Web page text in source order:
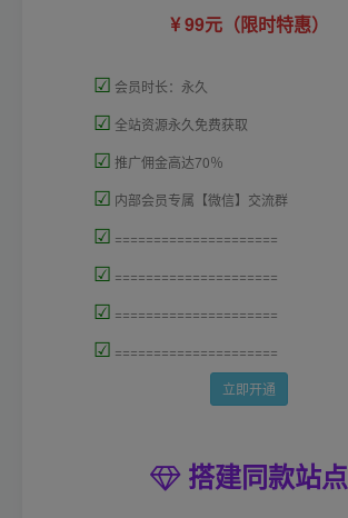
99元（限时特惠）
☑ 会员时长：永久
☑ 全站资源永久免费获取
☑ 推广佣金高达70％
☑ 内部会员专属【微信】交流群
☑ =====================
☑ =====================
☑ =====================
☑ =====================
立即开通
搭建同款站点